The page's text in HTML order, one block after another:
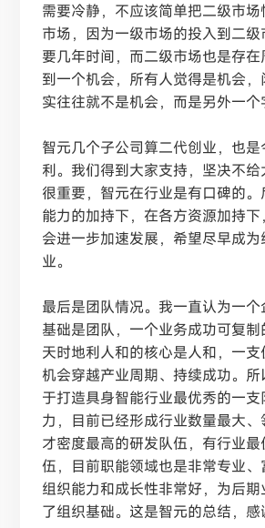
需要冷静，不应该简单把二级市
市场，因为一级市场的投入到二
要几年时间，而二级市场也是存
到一个机会，所有人觉得是机会
实往往就不是机会，而是另外一个
智元几个子公司算二代创业，也
利。我们得到大家支持，坚决不
很重要，智元在行业是有口碑的
能力的加持下，在各方资源加持
会进一步加速发展，希望尽早成
业。
最后是团队情况。我一直认为一
基础是团队，一个业务成功可复制
天时地利人和的核心是人和，一
机会穿越产业周期、持续成功。
于打造具身智能行业最优秀的一
力，目前已经形成行业数量最大
才密度最高的研发队伍，有行业
伍，目前职能领域也是非常专业
组织能力和成长性非常好，为后
了组织基础。这是智元的总结，感